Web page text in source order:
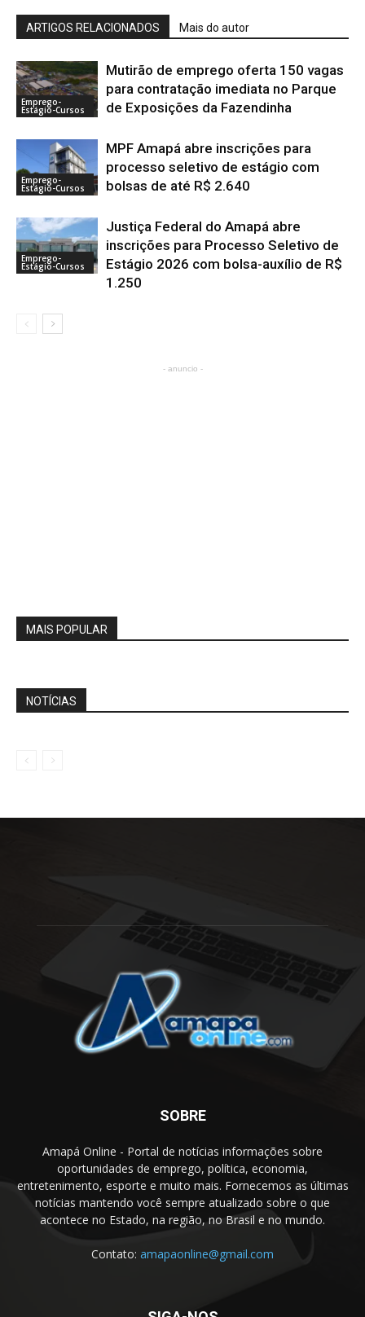
ARTIGOS RELACIONADOS Mais do autor
Emprego-
Estágio-Cursos
Mutirão de emprego oferta 150 vagas
para contratação imediata no Parque
de Exposições da Fazendinha
Emprego-
Estágio-Cursos
MPF Amapá abre inscrições para
processo seletivo de estágio com
bolsas de até R$ 2.640
Emprego-
Estágio-Cursos
Justiça Federal do Amapá abre
inscrições para Processo Seletivo de
Estágio 2026 com bolsa-auxílio de R$
1.250
- anuncio -
MAIS POPULAR
NOTÍCIAS
SOBRE
Amapá Online - Portal de notícias informações sobre
oportunidades de emprego, política, economia,
entretenimento, esporte e muito mais. Fornecemos as últimas
notícias mantendo você sempre atualizado sobre o que
acontece no Estado, na região, no Brasil e no mundo.
Contato: amapaonline@gmail.com